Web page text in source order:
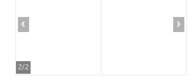
2/2
‹ ›